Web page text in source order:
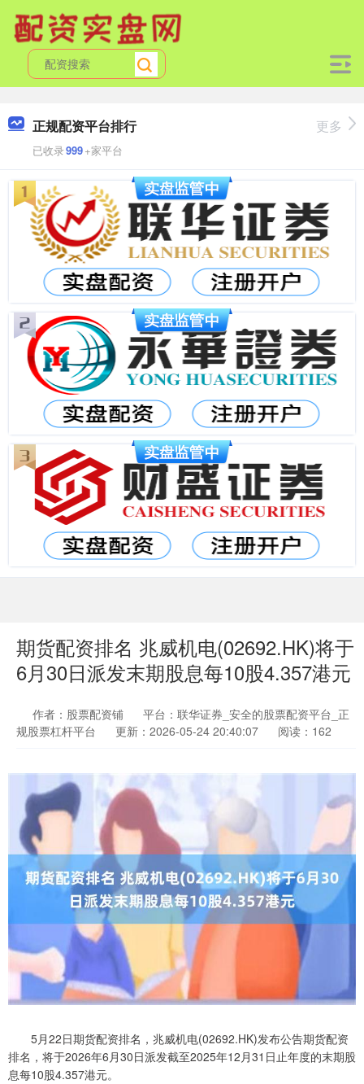
正规配资平台排行
已收录999+家平台
更多
期货配资排名 兆威机电(02692.HK)将于
6月30日派发末期股息每10股4.357港元
作者：股票配资铺
平台：联华证券_安全的股票配资平台_正
规股票杠杆平台
更新：2026-05-24 20:40:07 阅读：162
5月22日期货配资排名，兆威机电(02692.HK)发布公告期货配资
排名，将于2026年6月30日派发截至2025年12月31日止年度的末期股
息每10股4.357港元。